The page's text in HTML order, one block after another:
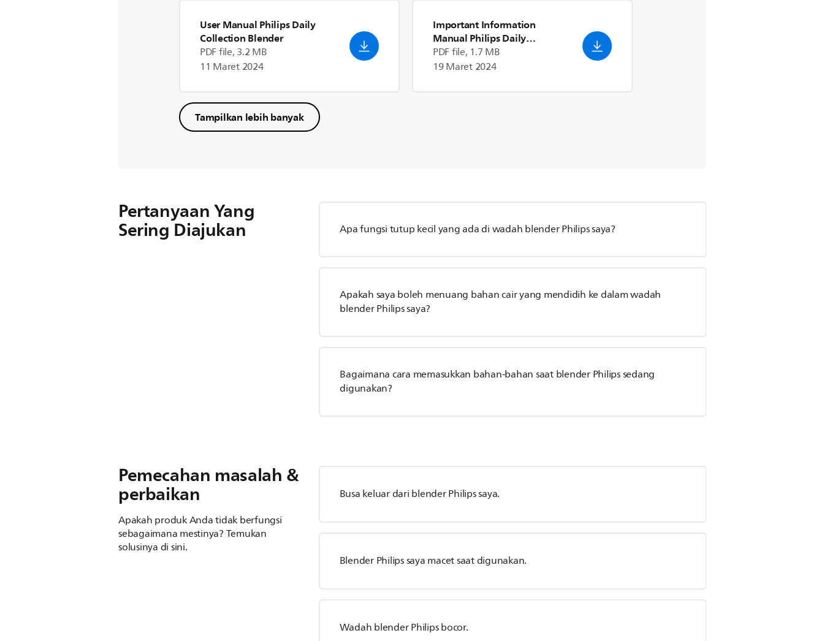
User Manual Philips Daily
Collection Blender
PDF file, 3.2 MB
11 Maret 2024
Important Information
Manual Philips Daily
Collection Blender
PDF file, 1.7 MB
19 Maret 2024
Tampilkan lebih banyak
Pertanyaan Yang
Sering Diajukan Apa fungsi tutup kecil yang ada di wadah blender Philips saya?
Apakah saya boleh menuang bahan cair yang mendidih ke dalam wadah
blender Philips saya?
Bagaimana cara memasukkan bahan-bahan saat blender Philips sedang
digunakan?
Pemecahan masalah &
perbaikan
Apakah produk Anda tidak berfungsi
sebagaimana mestinya? Temukan
solusinya di sini.
Busa keluar dari blender Philips saya.
Blender Philips saya macet saat digunakan.
Wadah blender Philips bocor.